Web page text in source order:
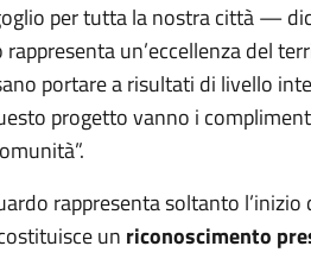
per tutta la nostra città —
un’eccellenza del
portare a risultati di livello
progetto vanno i
rappresenta soltanto l’inizio
un riconoscimento